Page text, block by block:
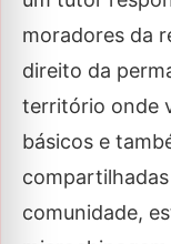
moradores da
direito da
território onde
básicos e
comunidade,